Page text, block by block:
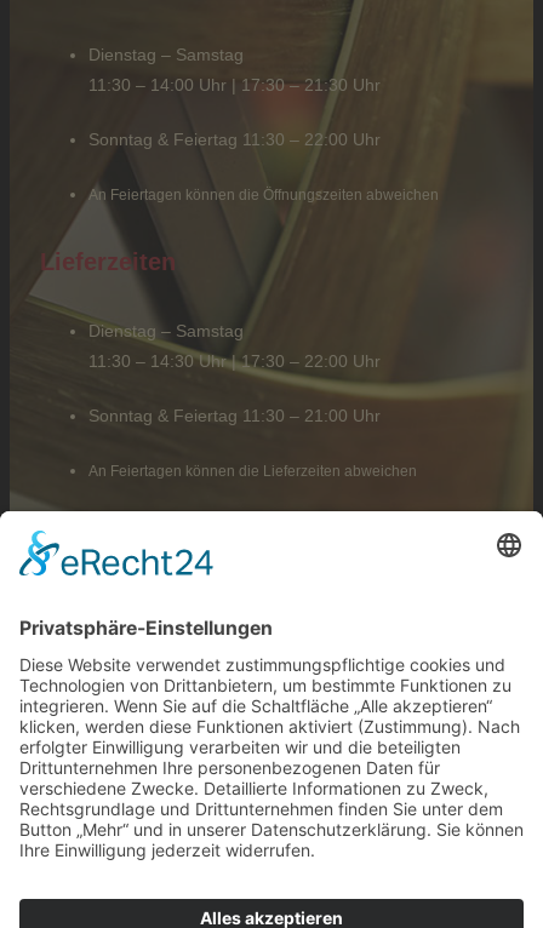
Dienstag – Samstag
11:30 – 14:00 Uhr | 17:30 – 21:30 Uhr
Sonntag & Feiertag 11:30 – 22:00 Uhr
An Feiertagen können die Öffnungszeiten abweichen
Lieferzeiten
Dienstag – Samstag
11:30 – 14:30 Uhr | 17:30 – 22:00 Uhr
Sonntag & Feiertag 11:30 – 21:00 Uhr
An Feiertagen können die Lieferzeiten abweichen
Liefergebiete
ab 25 € Langen
ab 25 € Egelsbach
© 2026 Alle Rechte vorbehalten